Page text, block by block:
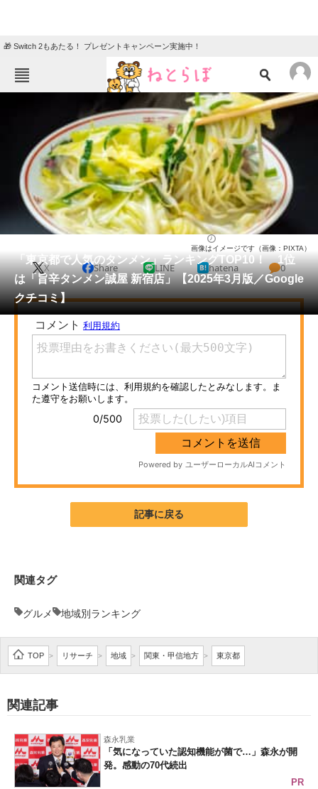
🎁 Switch 2もあたる！ プレゼントキャンペーン実施中！
ニュース
エンタメ クイズ
グルメ 地域
住まい 教育・育児
リサーチ
会員記事
メディア
注目記事を集めた総合ページ
ITの今と未来を見通す
スマホと通信の最新トレンド
進化するPCとデバイスの未来
AI活用のいまが分かる
企業向けIT製品の総合サイト
製造業のIT導入・活用を支援
モノづくり技術者専門サイト
エレクトロニクス専門サイト
「東京都で人気のタンメン」ランキングTOP10！ 1位
は「旨辛タンメン誠屋 新宿店」【2025年3月版／Google
クチコミ】
画像はイメージです（画像：PIXTA）
X Share LINE hatena 0
記事に戻る
関連タグ
グルメ 地域別ランキング
TOP > リサーチ > 地域 > 関東・甲信地方 > 東京都
関連記事
森永乳業
「気になっていた認知機能が菌で…」森永が開
発。感動の70代続出
PR